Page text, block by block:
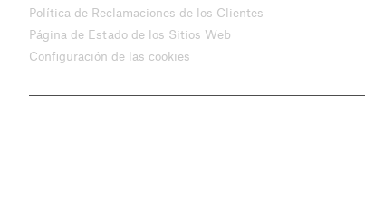
Política de Reclamaciones de los Clientes
Página de Estado de los Sitios Web
Configuración de las cookies